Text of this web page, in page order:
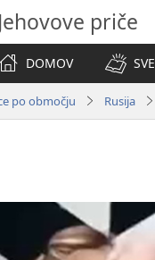
Jehovove priče
DOMOV
po območju Rusija